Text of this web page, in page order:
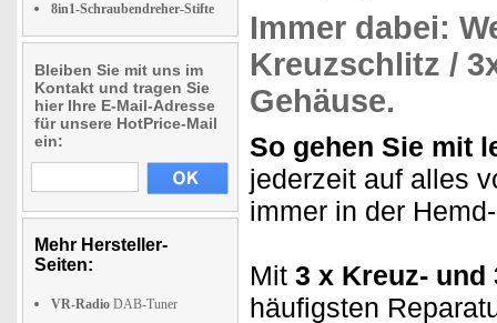
8in1-Schraubendreher-Stifte
Bleiben Sie mit uns im
Kontakt und tragen Sie
hier Ihre E-Mail-Adresse
für unsere HotPrice-Mail
ein:
Mehr Hersteller-
Seiten:
VR-Radio DAB-Tuner
Immer dabei:
Kreuzschlitz /
Gehäuse.
So gehen Sie mit
jederzeit auf alles
immer in der
Mit 3 x Kreuz-
häufigsten